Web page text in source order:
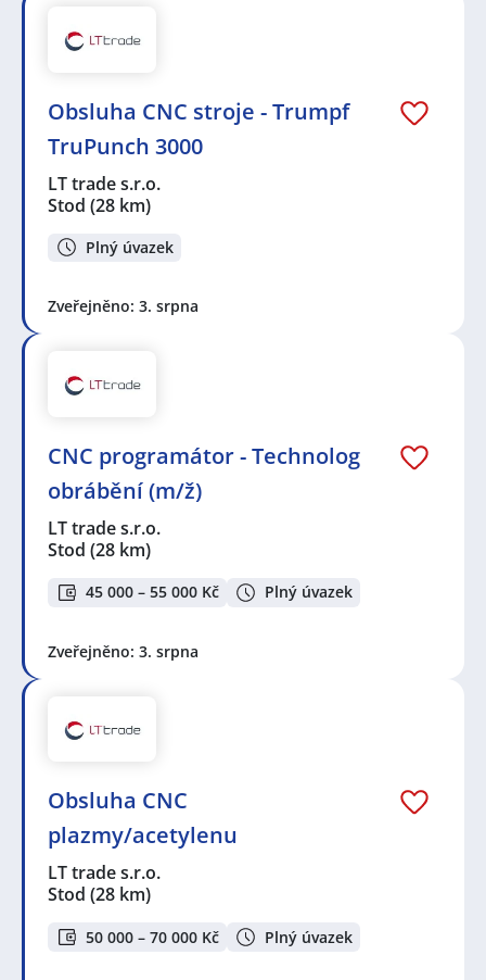
Obsluha CNC stroje - Trumpf
TruPunch 3000
LT trade s.r.o.
Stod (28 km)
Plný úvazek
Zveřejněno: 3. srpna
CNC programátor - Technolog
obrábění (m/ž)
LT trade s.r.o.
Stod (28 km)
45 000 – 55 000 Kč Plný úvazek
Zveřejněno: 3. srpna
Obsluha CNC
plazmy/acetylenu
LT trade s.r.o.
Stod (28 km)
50 000 – 70 000 Kč Plný úvazek